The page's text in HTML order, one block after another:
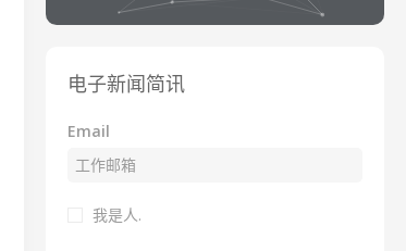
电子新闻简讯
Email
我是人.